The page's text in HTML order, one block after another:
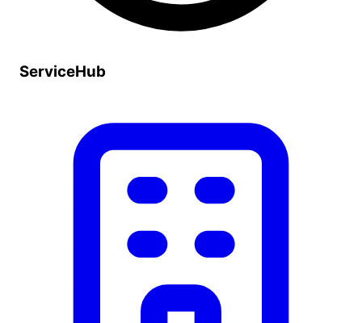
ServiceHub